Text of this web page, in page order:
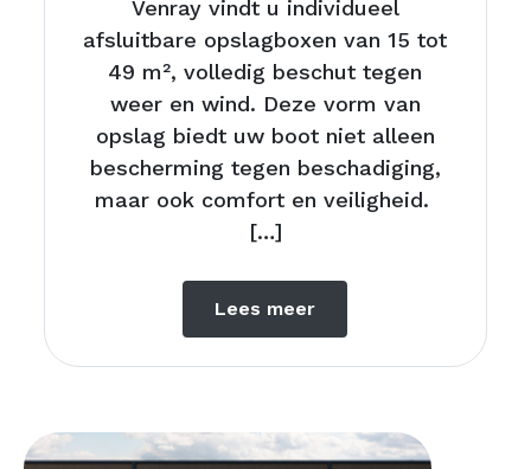
Venray vindt u individueel
afsluitbare opslagboxen van 15 tot
49 m², volledig beschut tegen
weer en wind. Deze vorm van
opslag biedt uw boot niet alleen
bescherming tegen beschadiging,
maar ook comfort en veiligheid.
[…]
Lees meer